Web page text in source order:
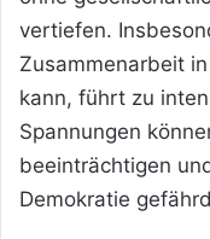
vertiefen.
Zusammenarbeit
kann, führt zu
Spannungen
beeinträchtigen
Demokratie